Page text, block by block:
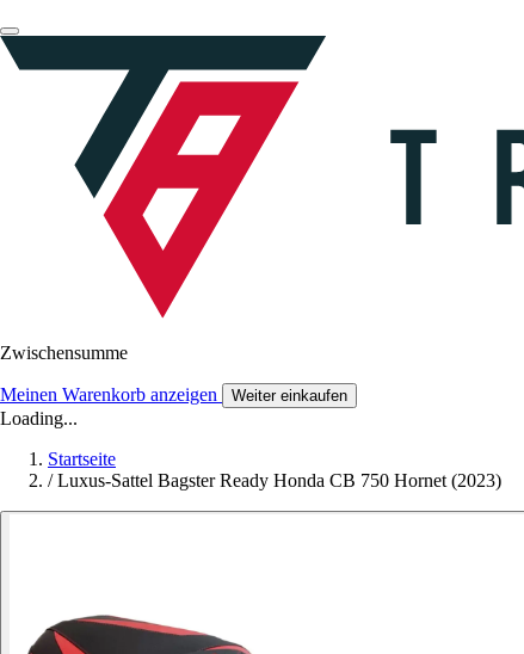
Zwischensumme
Meinen Warenkorb anzeigen Weiter einkaufen
Loading...
Startseite
/ Luxus-Sattel Bagster Ready Honda CB 750 Hornet (2023)